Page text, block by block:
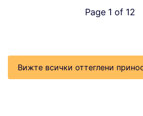
Page 1 of 12
Вижте всички оттеглени